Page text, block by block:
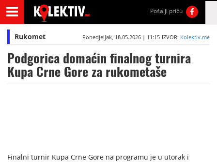
Pošalji priču
Rukomet Ponedjeljak, 18.05.2026 | 11:15 IZVOR: Kolektiv.me
Podgorica domaćin finalnog turnira
Kupa Crne Gore za rukometaše
Finalni turnir Kupa Crne Gore na programu je u utorak i